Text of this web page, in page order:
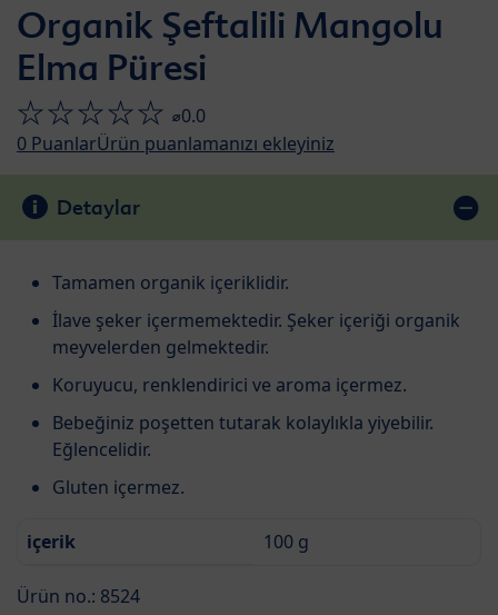
Organik Şeftalili Mangolu
Elma Püresi
⌀0.0
0 PuanlarÜrün puanlamanızı ekleyiniz
Detaylar
Tamamen organik içeriklidir.
İlave şeker içermemektedir. Şeker içeriği organik
meyvelerden gelmektedir.
Koruyucu, renklendirici ve aroma içermez.
Bebeğiniz poşetten tutarak kolaylıkla yiyebilir.
Eğlencelidir.
Gluten içermez.
içerik 100 g
Ürün no.: 8524